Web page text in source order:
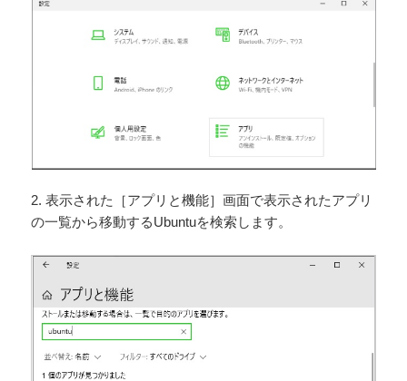
2. 表示された［アプリと機能］画面で表示されたアプリ
の一覧から移動するUbuntuを検索します。